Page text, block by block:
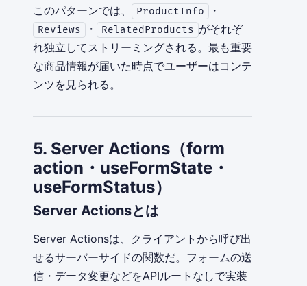
このパターンでは、 ProductInfo ・
Reviews ・ RelatedProducts がそれぞ
れ独立してストリーミングされる。最も重要
な商品情報が届いた時点でユーザーはコンテ
ンツを見られる。
5. Server Actions（form
action・useFormState・
useFormStatus）
Server Actionsとは
Server Actionsは、クライアントから呼び出
せるサーバーサイドの関数だ。フォームの送
信・データ変更などをAPIルートなしで実装